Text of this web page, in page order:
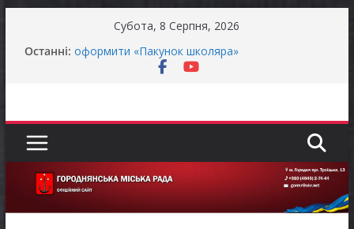
Субота, 8 Серпня, 2026
Останні: Батьки майбутніх першокласників уже можуть
оформити «Пакунок школяра»
ЗАГАЛЬНОНАЦІОНАЛЬНА ХВИЛИНА
для ветеранського бізнесу
реалізації права осіб з інвалідністю на працю
Захищай небо Чернігівщини!